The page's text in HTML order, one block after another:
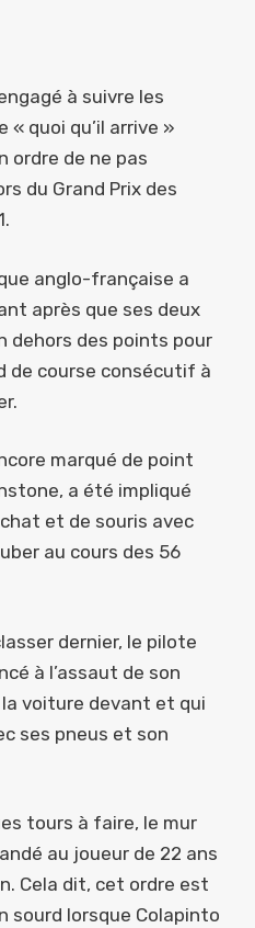
à suivre les
« quoi qu’il arrive »
ordre de ne pas
du Grand Prix des
anglo-française a
après que ses deux
dehors des points pour
de course consécutif à
marqué de point
a été impliqué
et de souris avec
au cours des 56
dernier, le pilote
à l’assaut de son
voiture devant et qui
ses pneus et son
tours à faire, le mur
au joueur de 22 ans
Cela dit, cet ordre est
sourd lorsque Colapinto